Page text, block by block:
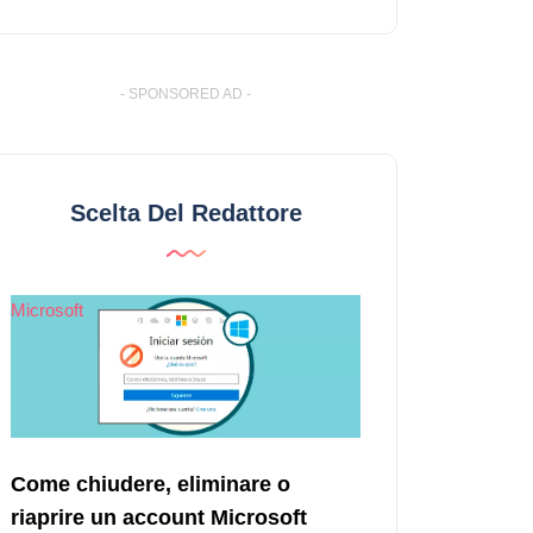
- SPONSORED AD -
Scelta Del Redattore
Microsoft
Come chiudere, eliminare o
riaprire un account Microsoft